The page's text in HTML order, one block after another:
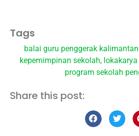
Tags
balai guru penggerak
kepemimpinan sekolah,
program sekolah
Share this post: